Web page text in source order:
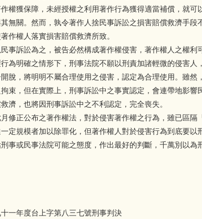
權獲保障，未經授權之利用著作行為獲得適當補償，就
無關。然而，孰令著作人捨民事訴訟之損害賠償救濟手
作權人落實損害賠償救濟所致。
事訴訟為之，被告必然構成著作權侵害，著作權人之權利
為明確之情形下，刑事法院不願以刑責加諸輕微的侵害人
脫，將明明不屬合理使用之侵害，認定為合理使用。雖
束，但在實際上，刑事訴訟中之事實認定，會連帶地影
濟，也將因刑事訴訟中之不利認定，完全喪失。
修正公布之著作權法，對於侵害著作權之行為，雖已區
定規模者加以除罪化，但著作權人對於侵害行為到底要
事或民事法院可能之態度，作出最好的判斷，千萬別以為
一年度台上字第八三七號刑事判決